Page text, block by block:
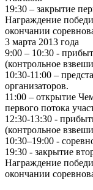
19:30 – закрытие
Награждение
окончании
3 марта 2013 года
9:00 – 10:30 -
(контрольное
10:30-11:00 –
организаторов.
11:00 – открытие
первого потока
12:30-13:30 -
(контрольное
10:30–19:00 -
19:30 - закрытие
Награждение
окончании